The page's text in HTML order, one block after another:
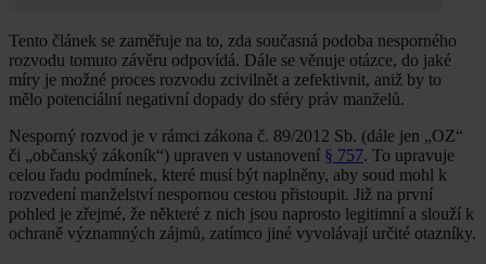
Tento článek se zaměřuje na to, zda současná podoba nesporného
rozvodu tomuto závěru odpovídá. Dále se věnuje otázce, do jaké
míry je možné proces rozvodu zcivilnět a zefektivnit, aniž by to
mělo potenciální negativní dopady do sféry práv manželů.
Nesporný rozvod je v rámci zákona č. 89/2012 Sb. (dále jen „OZ“
či „občanský zákoník“) upraven v ustanovení § 757. To upravuje
celou řadu podmínek, které musí být naplněny, aby soud mohl k
rozvedení manželství nespornou cestou přistoupit. Již na první
pohled je zřejmé, že některé z nich jsou naprosto legitimní a slouží k
ochraně významných zájmů, zatímco jiné vyvolávají určité otazníky.